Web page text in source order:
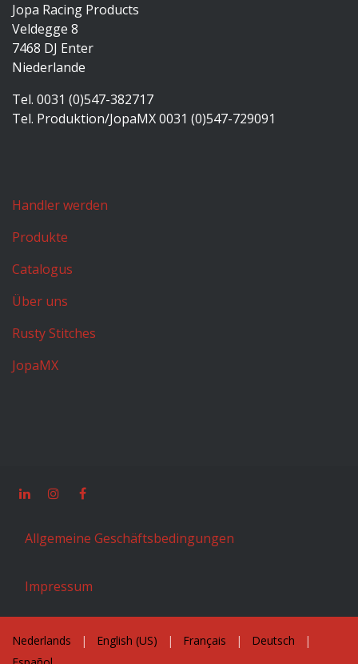
Jopa Racing Products
Veldegge 8
7468 DJ Enter
Niederlande
Tel. 0031 (0)547-382717
Tel. Produktion/JopaMX 0031 (0)547-729091
Handler werden
Produkte
Catalogus
Über uns
Rusty Stitches
JopaMX
Allgemeine Geschäftsbedingungen
Impressum
Nederlands | English (US) | Français | Deutsch
|